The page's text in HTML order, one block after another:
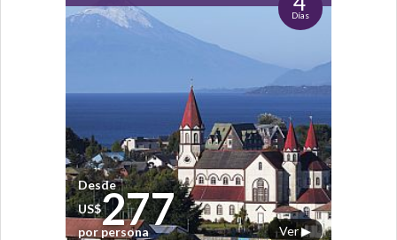
Días
Ver ▶
Desde
US$277
por persona